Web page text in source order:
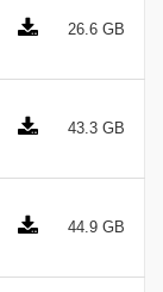
26.6 GB
43.3 GB
44.9 GB